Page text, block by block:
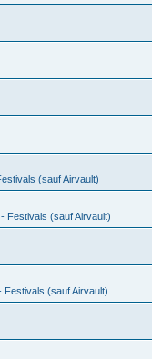
(sauf Airvault)
Festivals (sauf Airvault)
(sauf Airvault)